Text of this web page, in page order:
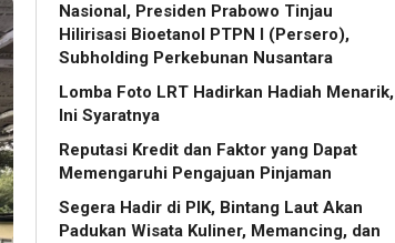
Nasional, Presiden Prabowo Tinjau
Hilirisasi Bioetanol PTPN I (Persero),
Subholding Perkebunan Nusantara
Lomba Foto LRT Hadirkan Hadiah Menarik,
Ini Syaratnya
Reputasi Kredit dan Faktor yang Dapat
Memengaruhi Pengajuan Pinjaman
Segera Hadir di PIK, Bintang Laut Akan
Padukan Wisata Kuliner, Memancing, dan